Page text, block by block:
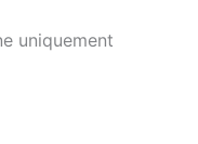
uniquement